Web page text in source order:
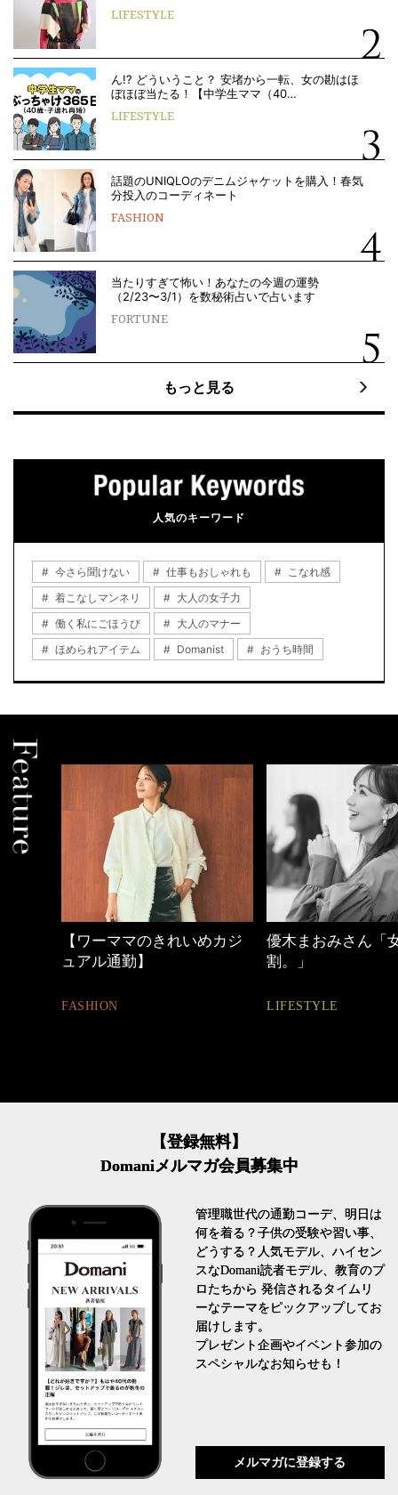
LIFESTYLE
ん!? どういうこと？ 安堵から一転、女の勘はほ
ぼほぼ当たる！【中学生ママ（40…
LIFESTYLE
話題のUNIQLOのデニムジャケットを購入！春気
分投入のコーディネート
FASHION
当たりすぎて怖い！あなたの今週の運勢
（2/23〜3/1）を数秘術占いで占います
FORTUNE
もっと見る
人気のキーワード
今さら聞けない 仕事もおしゃれも
こなれ感
着こなしマンネリ
大人の女子力
働く私にごほうび
大人のマナー
ほめられアイテム
Domanist おうち時間
れいめカジ
優木まおみさん「女の時間
割。」
LIFESTYLE
働く女性
【登録無料】
Domaniメルマガ会員募集中
管理職世代の通勤コーデ、明日は
何を着る？子供の受験や習い事、
どうする？人気モデル、ハイセン
スなDomani読者モデル、教育のプ
ロたちから 発信されるタイムリ
ーなテーマをピックアップしてお
届けします。
プレゼント企画やイベント参加の
スペシャルなお知らせも！
メルマガに登録する